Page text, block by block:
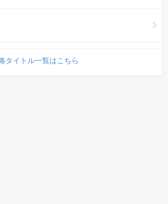
タイトル一覧はこちら